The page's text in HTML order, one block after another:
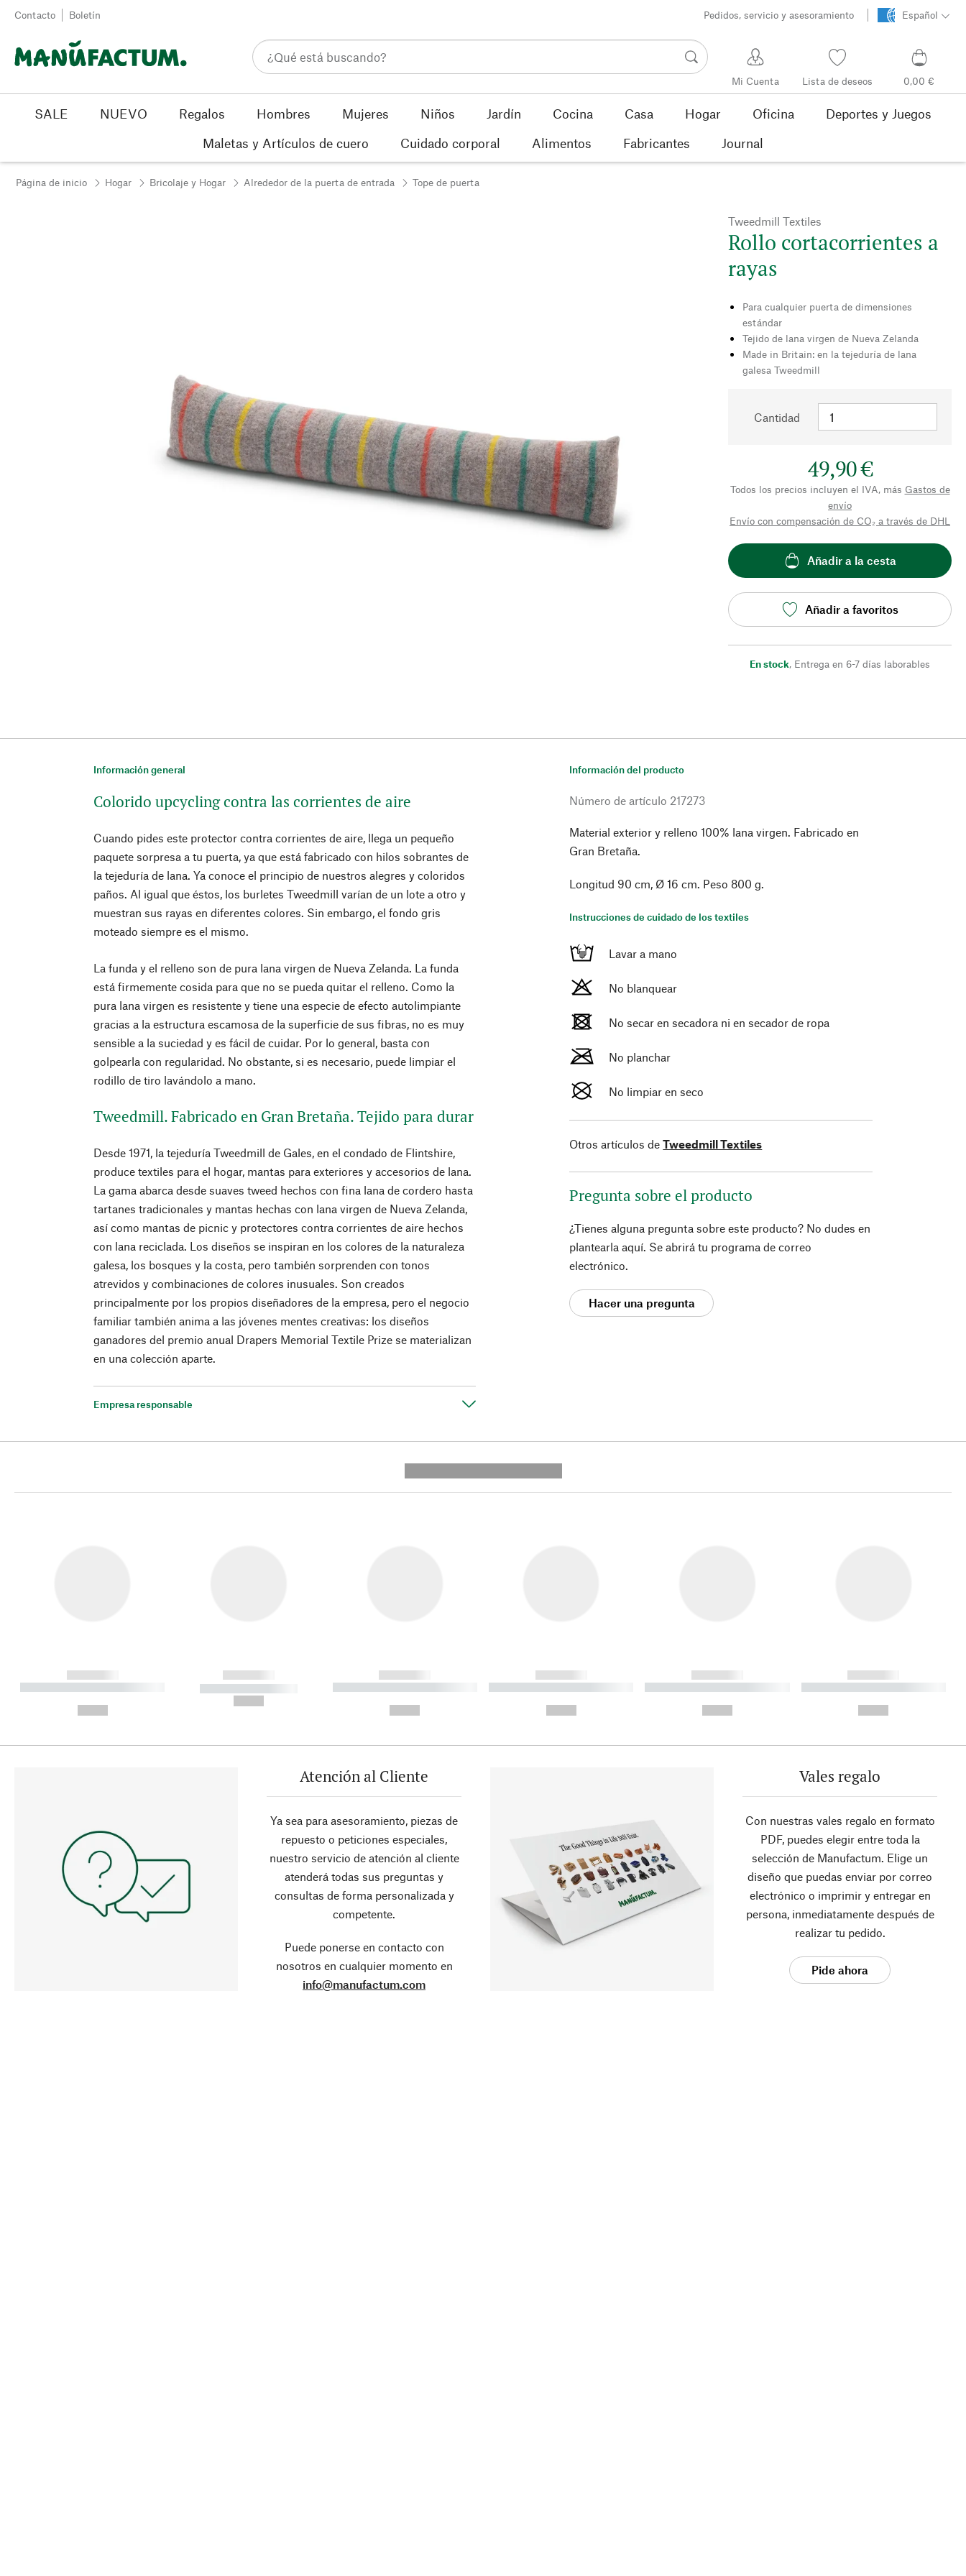
Ir al contenido
Contacto Boletín Pedidos, servicio y asesoramiento Español
Mi Cuenta Lista de deseos 0,00 €
SALE NUEVO Regalos Hombres Mujeres Niños Jardín Cocina Casa Hogar Oficina
Deportes y Juegos
Maletas y Artículos de cuero
Cuidado corporal Alimentos Fabricantes Journal
Página de inicio Hogar Bricolaje y Hogar Alrededor de la puerta de entrada Tope de puerta
Tweedmill Textiles
Rollo cortacorrientes a
rayas
Para cualquier puerta de dimensiones
estándar
Tejido de lana virgen de Nueva Zelanda
Made in Britain: en la tejeduría de lana
galesa Tweedmill
Cantidad
49,90 €
Todos los precios incluyen el IVA, más Gastos de
envío
Envío con compensación de CO₂ a través de DHL
Añadir a la cesta
Añadir a favoritos
En stock, Entrega en 6-7 días laborables
Información general
Colorido upcycling contra las corrientes de aire
Cuando pides este protector contra corrientes de aire, llega un pequeño
paquete sorpresa a tu puerta, ya que está fabricado con hilos sobrantes de
la tejeduría de lana. Ya conoce el principio de nuestros alegres y coloridos
paños. Al igual que éstos, los burletes Tweedmill varían de un lote a otro y
muestran sus rayas en diferentes colores. Sin embargo, el fondo gris
moteado siempre es el mismo.
La funda y el relleno son de pura lana virgen de Nueva Zelanda. La funda
está firmemente cosida para que no se pueda quitar el relleno. Como la
pura lana virgen es resistente y tiene una especie de efecto autolimpiante
gracias a la estructura escamosa de la superficie de sus fibras, no es muy
sensible a la suciedad y es fácil de cuidar. Por lo general, basta con
golpearla con regularidad. No obstante, si es necesario, puede limpiar el
rodillo de tiro lavándolo a mano.
Tweedmill. Fabricado en Gran Bretaña. Tejido para durar
Desde 1971, la tejeduría Tweedmill de Gales, en el condado de Flintshire,
produce textiles para el hogar, mantas para exteriores y accesorios de lana.
La gama abarca desde suaves tweed hechos con fina lana de cordero hasta
tartanes tradicionales y mantas hechas con lana virgen de Nueva Zelanda,
así como mantas de picnic y protectores contra corrientes de aire hechos
con lana reciclada. Los diseños se inspiran en los colores de la naturaleza
galesa, los bosques y la costa, pero también sorprenden con tonos
atrevidos y combinaciones de colores inusuales. Son creados
principalmente por los propios diseñadores de la empresa, pero el negocio
familiar también anima a las jóvenes mentes creativas: los diseños
ganadores del premio anual Drapers Memorial Textile Prize se materializan
en una colección aparte.
Empresa responsable
Información del producto
Número de artículo 217273
Material exterior y relleno 100% lana virgen. Fabricado en
Gran Bretaña.
Longitud 90 cm, Ø 16 cm. Peso 800 g.
Instrucciones de cuidado de los textiles
Lavar a mano
No blanquear
No secar en secadora ni en secador de ropa
No planchar
No limpiar en seco
Otros artículos de Tweedmill Textiles
Pregunta sobre el producto
¿Tienes alguna pregunta sobre este producto? No dudes en
plantearla aquí. Se abrirá tu programa de correo
electrónico.
Hacer una pregunta
------------
----------- ----------- ----------
------------
----------- -----------
------------
----------- ----------- ----------
------------
----------- ----------- ----------
------------
----------- ----------- ----------
------------
----------- ----------- ----------
Atención al Cliente
Ya sea para asesoramiento, piezas de
repuesto o peticiones especiales,
nuestro servicio de atención al cliente
atenderá todas sus preguntas y
consultas de forma personalizada y
competente.
Puede ponerse en contacto con
nosotros en cualquier momento en
info@manufactum.com
Vales regalo
Con nuestras vales regalo en formato
PDF, puedes elegir entre toda la
selección de Manufactum. Elige un
diseño que puedas enviar por correo
electrónico o imprimir y entregar en
persona, inmediatamente después de
realizar tu pedido.
Pide ahora